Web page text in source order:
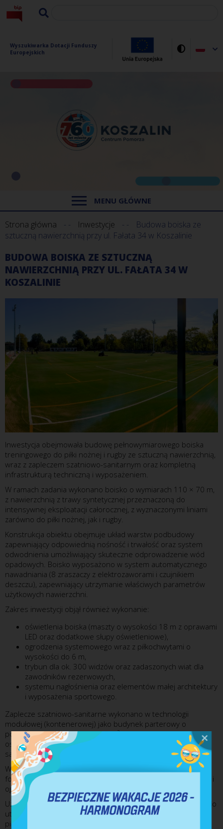
Wyszukiwarka Dotacji Funduszy
Europejskich
MENU GŁÓWNE
Strona główna Inwestycje
Budowa boiska ze
sztuczną nawierzchnią przy ul. Fałata 34 w Koszalinie
BUDOWA BOISKA ZE SZTUCZNĄ
NAWIERZCHNIĄ PRZY UL. FAŁATA 34 W
KOSZALINIE
Inwestycja obejmowała budowę pełnowymiarowego boiska
treningowego do piłki nożnej i rugby ze sztuczną nawierzchnią,
wraz z zapleczem szatniowo-sanitarnym oraz kompletną
infrastrukturą techniczną i wyposażeniem.
W ramach zadania wykonano boisko o wymiarach 110 × 70 m,
z nawierzchnią z trawy syntetycznej przeznaczoną do
intensywnej eksploatacji całorocznej, z wyznaczonymi liniami
zarówno do piłki nożnej, jak i rugby.
Konstrukcja obiektu obejmuje układ warstw podbudowy
zapewniający odpowiednią nośność i trwałość oraz system
odwodnienia umożliwiający skuteczne odprowadzenie wód
opadowych. Boisko wyposażono w system automatycznego
nawadniania (8 zraszaczy z elektrozaworami i czujnikiem
deszczu), zapewniający utrzymanie właściwych parametrów
użytkowych nawierzchni.
Zakres inwestycji objął również wykonanie:
oświetlenia boiska (maszty o wysokości 18 m z oprawami
LED oraz dodatkowe słupy oświetleniowe),
ogrodzenia systemowego wraz z piłkochwytami o
wysokości do 6 m,
trybun dla ok. 300 widzów oraz zadaszonych wiat dla
zawodników rezerwowych,
systemu nagłośnienia oraz elementów małej architektury
i wyposażenia sportowego.
Zaplecze szatniowo-sanitarne wykonano w technologii
modułowej (kontenerowej) jako budynek parterowy o
powierzchni użytkowej ok. 115 m², dostosowany do potrzeb
osób z niepełnosprawnościami, wyposażony w instalacje
sanitarne i elektryczne.
W ramach inwestycji wykonano również instalację
fotowoltaiczną o mocy 5,76 kW, wspierającą zasilanie obiektu i
ograniczającą koszty jego eksploatacji.
Uzupełnieniem zadania był zakup specjalistycznego sprzętu do
utrzymania nawierzchni, w tym ciągnika wraz z osprzętem do
pielęgnacji i eksploatacji boiska syntetycznego.